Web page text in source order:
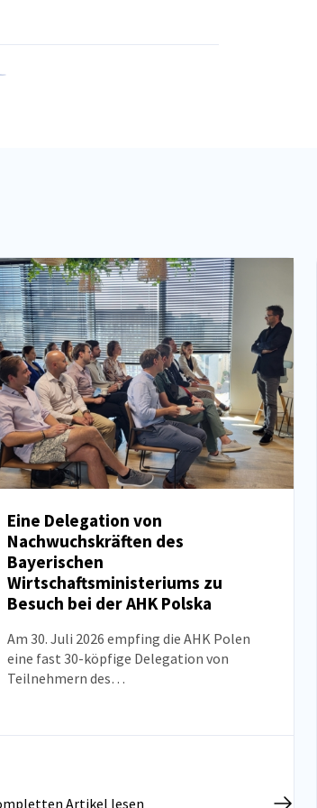
NEUIGKEITEN
Eine Delegation von
Nachwuchskräften des
Bayerischen
Wirtschaftsministeriums zu
Besuch bei der AHK Polska
Am 30. Juli 2026 empfing die AHK Polen
eine fast 30-köpfige Delegation von
Teilnehmern des
des Besuchs war es, das Wissen über die
aktuellen Stand der deutsch-polnischen
Artikel lesen